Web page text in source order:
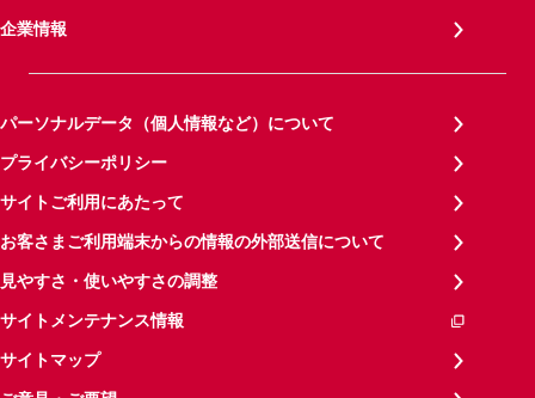
企業情報
パーソナルデータ（個人情報など）について
プライバシーポリシー
サイトご利用にあたって
お客さまご利用端末からの情報の外部送信について
見やすさ・使いやすさの調整
サイトメンテナンス情報
サイトマップ